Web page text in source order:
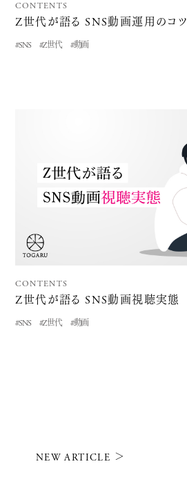
CONTENTS
Z世代が語る SNS動画運用のコツ
#SNS #Z世代 #動画
CONTENTS
Z世代が語る SNS動画視聴実態
#SNS #Z世代 #動画
NEW ARTICLE